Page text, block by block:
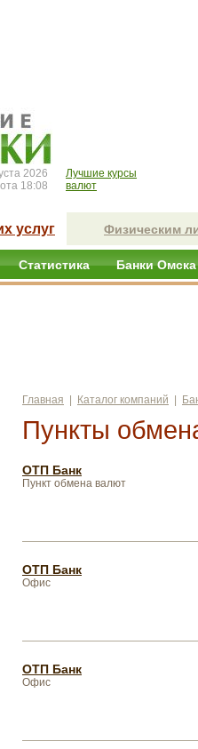
2026
18:08
Лучшие курсы
валют
услуг Физическим
Статистика Банки Омска
Главная Каталог компаний
Пункты
ОТП Банк
Пункт обмена валют
ОТП Банк
Офис
ОТП Банк
Офис